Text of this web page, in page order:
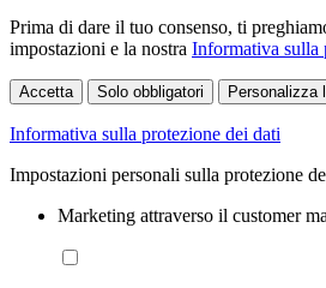
Prima di dare il tuo consenso, ti
impostazioni e la nostra Informativa sulla
Accetta Solo obbligatori Personalizza
Informativa sulla protezione dei dati
Impostazioni personali sulla protezione
Marketing attraverso il customer